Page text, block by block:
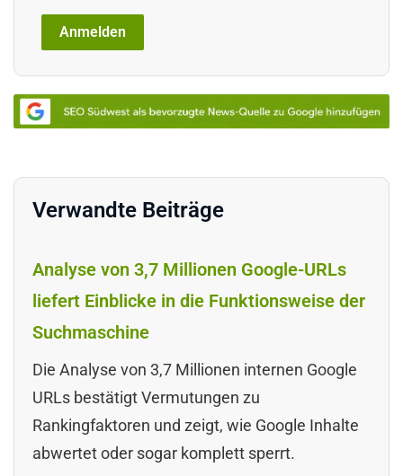
Verwandte Beiträge
Analyse von 3,7 Millionen Google-URLs
liefert Einblicke in die Funktionsweise der
Suchmaschine
Die Analyse von 3,7 Millionen internen Google
URLs bestätigt Vermutungen zu
Rankingfaktoren und zeigt, wie Google Inhalte
abwertet oder sogar komplett sperrt.